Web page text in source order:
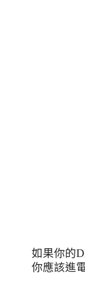
如果你的
你應該進